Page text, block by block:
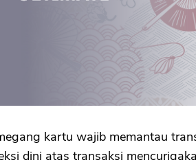
kartu wajib memantau
dini atas transaksi